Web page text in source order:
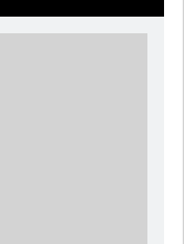
食事の重要性やメニ
っています。